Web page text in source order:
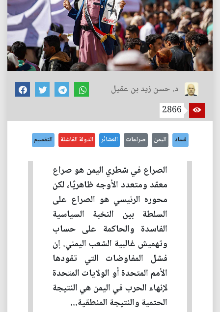
د. حسن زيد بن عقيل
2866
فساد اليمن صراعات العشائر الدولة الفاشلة التقسيم
الصراع في شطري اليمن هو صراع
معقد ومتعدد الأوجه ظاهريًا، لكن
محوره الرئيسي هو الصراع على
السلطة بين النخبة السياسية
الفاسدة والحاكمة على حساب
وتهميش غالبية الشعب اليمني. إن
فشل المفاوضات التي تقودها
الأمم المتحدة أو الولايات المتحدة
لإنهاء الحرب في اليمن هي النتيجة
الحتمية والنتيجة المنطقية...